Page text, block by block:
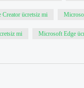
ücretsiz mi
mi Microsoft Edge